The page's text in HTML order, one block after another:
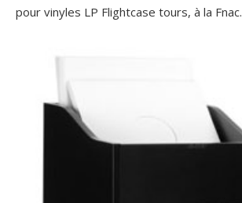
pour vinyles LP Flightcase tours, à la Fnac.